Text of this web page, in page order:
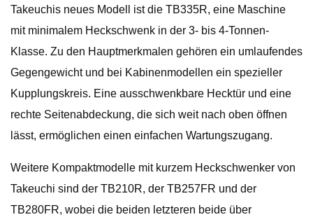
Takeuchis neues Modell ist die TB335R, eine Maschine
mit minimalem Heckschwenk in der 3- bis 4-Tonnen-
Klasse. Zu den Hauptmerkmalen gehören ein umlaufendes
Gegengewicht und bei Kabinenmodellen ein spezieller
Kupplungskreis. Eine ausschwenkbare Hecktür und eine
rechte Seitenabdeckung, die sich weit nach oben öffnen
lässt, ermöglichen einen einfachen Wartungszugang.
Weitere Kompaktmodelle mit kurzem Heckschwenker von
Takeuchi sind der TB210R, der TB257FR und der
TB280FR, wobei die beiden letzteren beide über